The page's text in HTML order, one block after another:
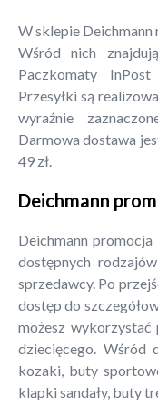
W sklepie Deichmann
Wśród nich
Paczkomaty
Przesyłki są
wyraźnie
Darmowa dostawa
49 zł.
Deichmann
Deichmann
dostępnych
sprzedawcy. Po
dostęp do
możesz
dziecięcego. Wśród
kozaki, buty
klapki sandały, buty